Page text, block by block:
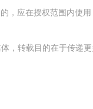
，应在授权范围内使
，转载目的在于传递